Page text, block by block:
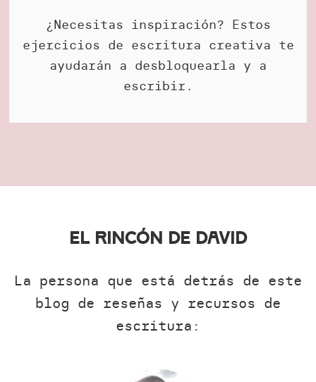
¿Necesitas inspiración? Estos
ejercicios de escritura creativa te
ayudarán a desbloquearla y a
escribir.
El Rincón de David
La persona que está detrás de este
blog de reseñas y recursos de
escritura: